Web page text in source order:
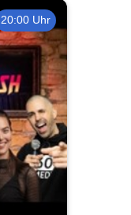
20:00 Uhr